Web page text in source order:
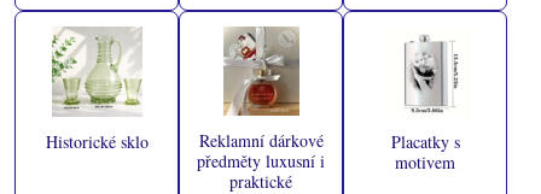
Historické sklo
Reklamní dárkové
předměty luxusní i
praktické
Placatky s
motivem